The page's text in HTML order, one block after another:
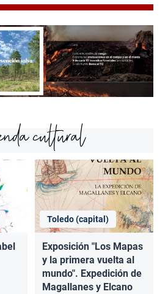
cultural
Toledo (capital)
Exposición "Los Mapas
y la primera vuelta al
mundo". Expedición de
Magallanes y Elcano